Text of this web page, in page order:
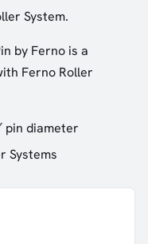
System.
by Ferno is a
Ferno Roller
pin diameter
Systems